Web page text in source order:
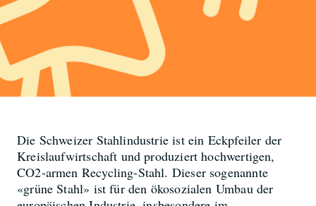
Die Schweizer Stahlindustrie ist ein Eckpfeiler der
Kreislaufwirtschaft und produziert hochwertigen,
CO2-armen Recycling-Stahl. Dieser sogenannte
«grüne Stahl» ist für den ökosozialen Umbau der